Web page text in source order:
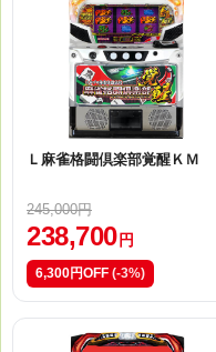
Ｌ麻雀格闘倶楽部覚醒ＫＭ
245,000円
238,700 円
6,300円OFF (-3%)